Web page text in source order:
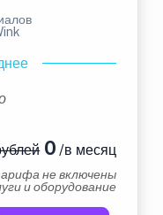
0 /в месяц
не включены
и оборудование